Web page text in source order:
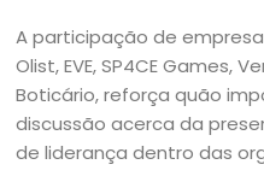
A participação de
Olist, EVE, SP4CE Games,
Boticário, reforça quão
discussão acerca da
de liderança dentro das